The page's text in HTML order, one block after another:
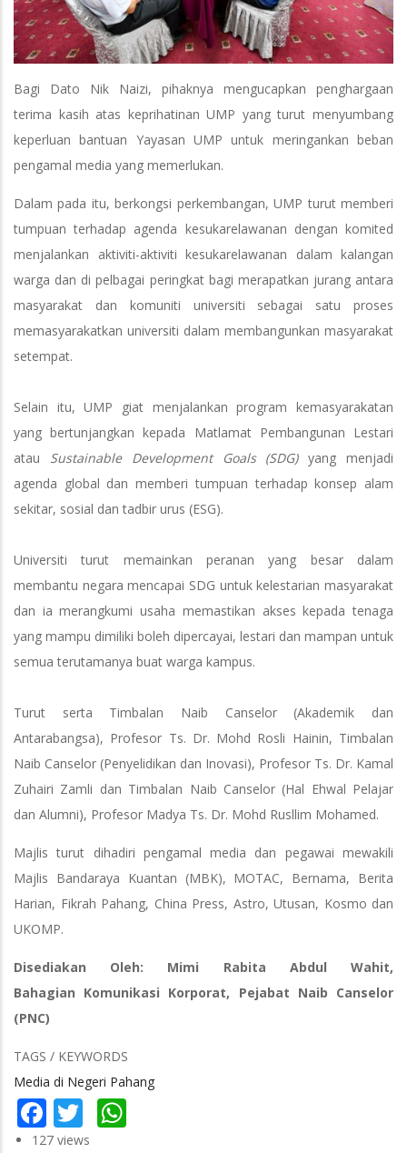
Bagi Dato Nik Naizi, pihaknya mengucapkan penghargaan
terima kasih atas keprihatinan UMP yang turut menyumbang
keperluan bantuan Yayasan UMP untuk meringankan beban
pengamal media yang memerlukan.
Dalam pada itu, berkongsi perkembangan, UMP turut memberi
tumpuan terhadap agenda kesukarelawanan dengan komited
menjalankan aktiviti-aktiviti kesukarelawanan dalam kalangan
warga dan di pelbagai peringkat bagi merapatkan jurang antara
masyarakat dan komuniti universiti sebagai satu proses
memasyarakatkan universiti dalam membangunkan masyarakat
setempat.
Selain itu, UMP giat menjalankan program kemasyarakatan
yang bertunjangkan kepada Matlamat Pembangunan Lestari
atau Sustainable Development Goals (SDG)yang menjadi
agenda global dan memberi tumpuan terhadap konsep alam
sekitar, sosial dan tadbir urus (ESG).
Universiti turut memainkan peranan yang besar dalam
membantu negara mencapai SDG untuk kelestarian masyarakat
dan ia merangkumi usaha memastikan akses kepada tenaga
yang mampu dimiliki boleh dipercayai, lestari dan mampan untuk
semua terutamanya buat warga kampus.
Turut serta Timbalan Naib Canselor (Akademik dan
Antarabangsa), Profesor Ts. Dr. Mohd Rosli Hainin, Timbalan
Naib Canselor (Penyelidikan dan Inovasi), Profesor Ts. Dr. Kamal
Zuhairi Zamli dan Timbalan Naib Canselor (Hal Ehwal Pelajar
dan Alumni), Profesor Madya Ts. Dr. Mohd Rusllim Mohamed.
Majlis turut dihadiri pengamal media dan pegawai mewakili
Majlis Bandaraya Kuantan (MBK), MOTAC, Bernama, Berita
Harian, Fikrah Pahang, China Press, Astro, Utusan, Kosmo dan
UKOMP.
Disediakan Oleh: Mimi Rabita Abdul Wahit,
Bahagian Komunikasi Korporat, Pejabat Naib Canselor
(PNC)
TAGS / KEYWORDS
Media di Negeri Pahang
Facebook
Twitter
127 views